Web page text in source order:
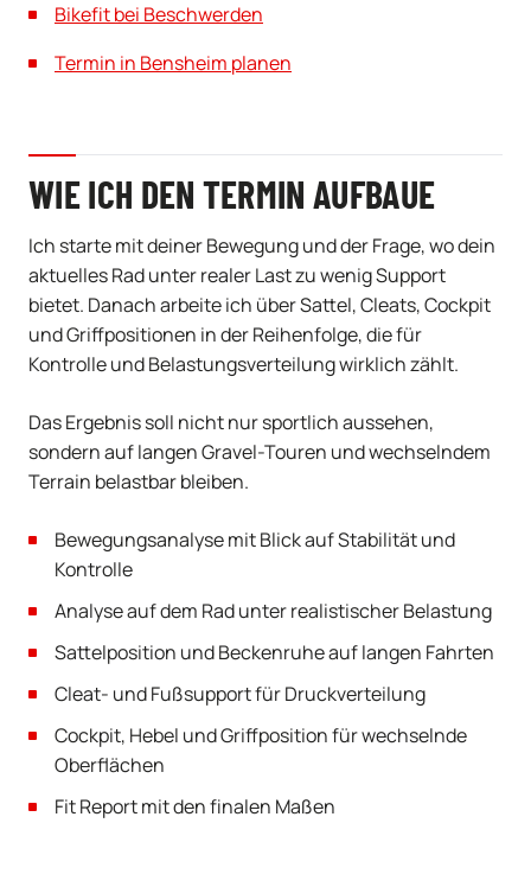
Bikefit bei Beschwerden
Termin in Bensheim planen
WIE ICH DEN TERMIN AUFBAUE
Ich starte mit deiner Bewegung und der Frage, wo dein
aktuelles Rad unter realer Last zu wenig Support
bietet. Danach arbeite ich über Sattel, Cleats, Cockpit
und Griffpositionen in der Reihenfolge, die für
Kontrolle und Belastungsverteilung wirklich zählt.
Das Ergebnis soll nicht nur sportlich aussehen,
sondern auf langen Gravel-Touren und wechselndem
Terrain belastbar bleiben.
Bewegungsanalyse mit Blick auf Stabilität und
Kontrolle
Analyse auf dem Rad unter realistischer Belastung
Sattelposition und Beckenruhe auf langen Fahrten
Cleat- und Fußsupport für Druckverteilung
Cockpit, Hebel und Griffposition für wechselnde
Oberflächen
Fit Report mit den finalen Maßen